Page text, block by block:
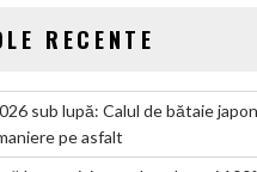
RECENTE
sub lupă: Calul de bătaie
pe asfalt